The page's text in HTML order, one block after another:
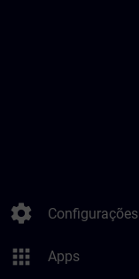
settings Configurações
apps Apps